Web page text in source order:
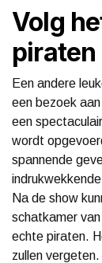
Volg
piraten
Een andere
een bezoek
een
wordt
spannende
Na de show
schatkamer
echte piraten.
zullen vergeten.